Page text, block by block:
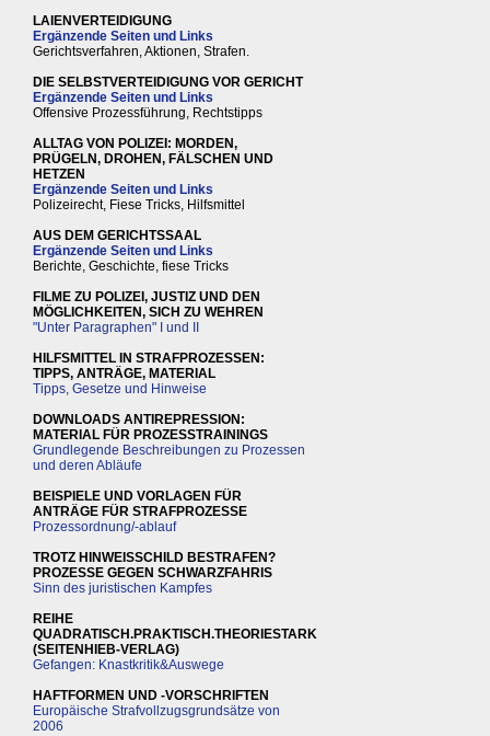
LAIENVERTEIDIGUNG
Ergänzende Seiten und Links
Gerichtsverfahren, Aktionen, Strafen.
DIE SELBSTVERTEIDIGUNG VOR GERICHT
Ergänzende Seiten und Links
Offensive Prozessführung, Rechtstipps
ALLTAG VON POLIZEI: MORDEN,
PRÜGELN, DROHEN, FÄLSCHEN UND
HETZEN
Ergänzende Seiten und Links
Polizeirecht, Fiese Tricks, Hilfsmittel
AUS DEM GERICHTSSAAL
Ergänzende Seiten und Links
Berichte, Geschichte, fiese Tricks
FILME ZU POLIZEI, JUSTIZ UND DEN
MÖGLICHKEITEN, SICH ZU WEHREN
"Unter Paragraphen" I und II
HILFSMITTEL IN STRAFPROZESSEN:
TIPPS, ANTRÄGE, MATERIAL
Tipps, Gesetze und Hinweise
DOWNLOADS ANTIREPRESSION:
MATERIAL FÜR PROZESSTRAININGS
Grundlegende Beschreibungen zu Prozessen
und deren Abläufe
BEISPIELE UND VORLAGEN FÜR
ANTRÄGE FÜR STRAFPROZESSE
Prozessordnung/-ablauf
TROTZ HINWEISSCHILD BESTRAFEN?
PROZESSE GEGEN SCHWARZFAHRIS
Sinn des juristischen Kampfes
REIHE
QUADRATISCH.PRAKTISCH.THEORIESTARK
(SEITENHIEB-VERLAG)
Gefangen: Knastkritik&Auswege
HAFTFORMEN UND -VORSCHRIFTEN
Europäische Strafvollzugsgrundsätze von
2006